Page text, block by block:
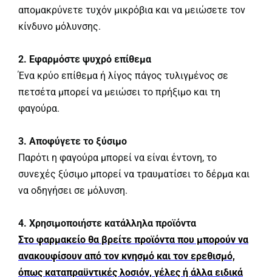
απομακρύνετε τυχόν μικρόβια και να μειώσετε τον
κίνδυνο μόλυνσης.
2. Εφαρμόστε ψυχρό επίθεμα
Ένα κρύο επίθεμα ή λίγος πάγος τυλιγμένος σε
πετσέτα μπορεί να μειώσει το πρήξιμο και τη
φαγούρα.
3. Αποφύγετε το ξύσιμο
Παρότι η φαγούρα μπορεί να είναι έντονη, το
συνεχές ξύσιμο μπορεί να τραυματίσει το δέρμα και
να οδηγήσει σε μόλυνση.
4. Χρησιμοποιήστε κατάλληλα προϊόντα
Στο φαρμακείο θα βρείτε προϊόντα που μπορούν να
ανακουφίσουν από τον κνησμό και τον ερεθισμό,
όπως καταπραϋντικές λοσιόν, γέλες ή άλλα ειδικά